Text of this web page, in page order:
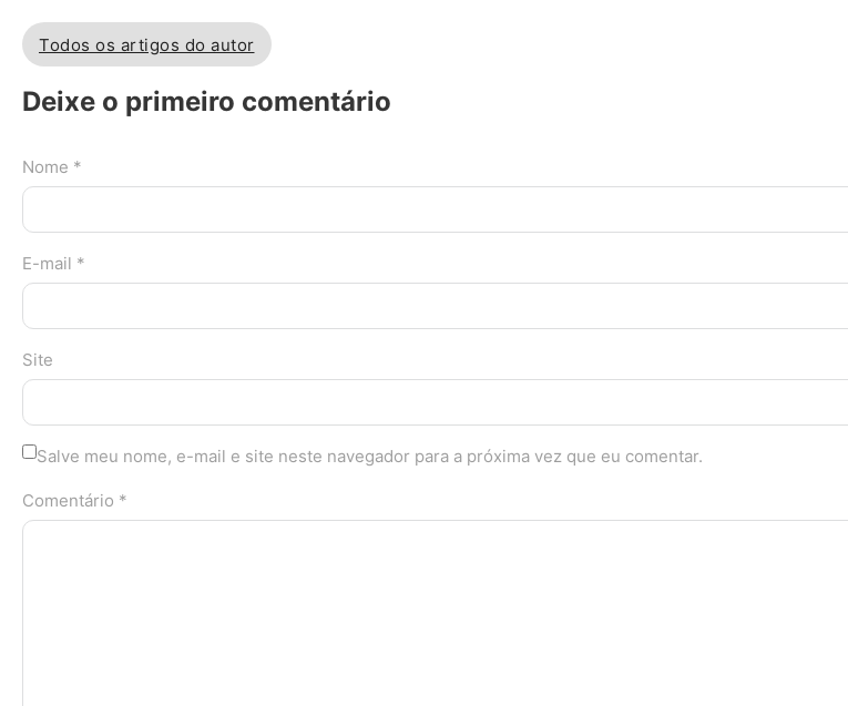
Todos os artigos do autor
Deixe o primeiro comentário
Nome *
E-mail *
Site
Salve meu nome, e-mail e site neste navegador para a próxima vez que eu comentar.
Comentário *